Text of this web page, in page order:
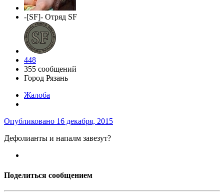
-[SF]- Отряд SF
448
355 сообщений
Город Рязань
Жалоба
Опубликовано 16 декабря, 2015
Дефолианты и напалм завезут?
Поделиться сообщением